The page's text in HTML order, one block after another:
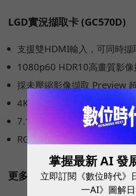
LGD實況擷取卡 (GC570D)
支援雙HDMI輸入，可同時
1080p60 HDR10高畫質影像
採未壓縮影像擷取 Preview
4K HDR10 / Full HD 240
7.1 / 5.1 聲道環繞音效
RGB 多彩炫光外觀設計
更多產品訊息
掌握最新 AI 發
立即訂閱《數位時代》
一AI》圖解